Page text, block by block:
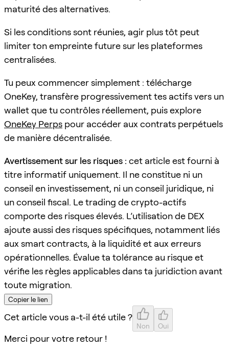
maturité des alternatives.
Si les conditions sont réunies, agir plus tôt peut
limiter ton empreinte future sur les plateformes
centralisées.
Tu peux commencer simplement : télécharge
OneKey, transfère progressivement tes actifs vers un
wallet que tu contrôles réellement, puis explore
OneKey Perps pour accéder aux contrats perpétuels
de manière décentralisée.
Avertissement sur les risques : cet article est fourni à
titre informatif uniquement. Il ne constitue ni un
conseil en investissement, ni un conseil juridique, ni
un conseil fiscal. Le trading de crypto-actifs
comporte des risques élevés. L’utilisation de DEX
ajoute aussi des risques spécifiques, notamment liés
aux smart contracts, à la liquidité et aux erreurs
opérationnelles. Évalue ta tolérance au risque et
vérifie les règles applicables dans ta juridiction avant
toute migration.
Copier le lien
Cet article vous a-t-il été utile ?
Non Oui
Merci pour votre retour !